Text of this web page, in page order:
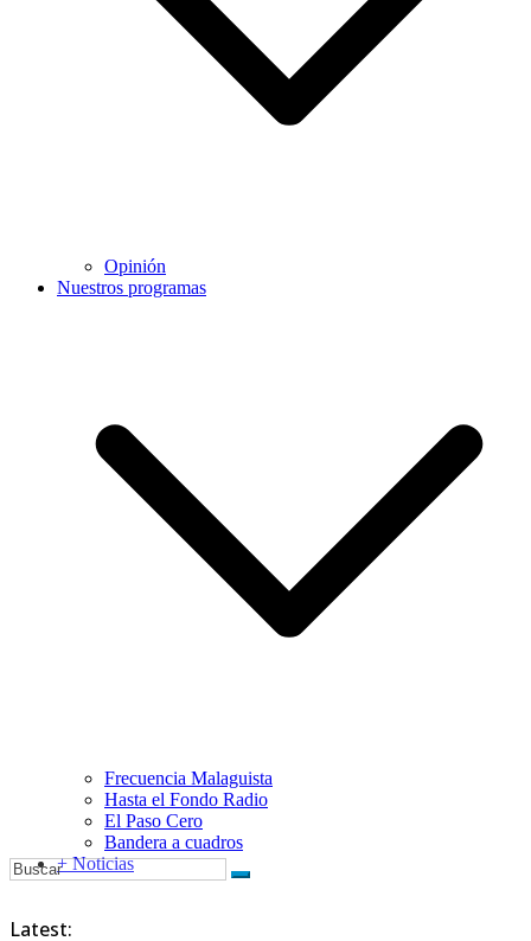
Opinión
Nuestros programas
Frecuencia Malaguista
Hasta el Fondo Radio
El Paso Cero
Bandera a cuadros
+ Noticias
Latest: